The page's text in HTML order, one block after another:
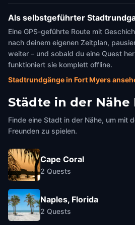
Als selbstgeführter
Eine GPS-geführte Route mit
nach deinem eigenen Zeitplan,
weiter – und sobald du eine Quest
funktioniert sie komplett offline.
Stadtrundgänge in Fort Myers
Städte in der Nähe
Finde eine Stadt in der Nähe, um mit
Freunden zu spielen.
Cape Coral
2 Quests
Naples, Florida
2 Quests